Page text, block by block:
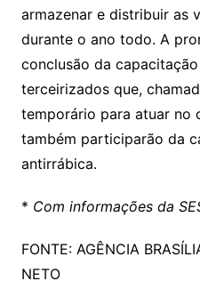
armazenar e distribuir as
durante o ano todo. A
conclusão da
terceirizados que,
temporário para atuar no
também participarão da
antirrábica.
* Com informações da
FONTE: AGÊNCIA
NETO